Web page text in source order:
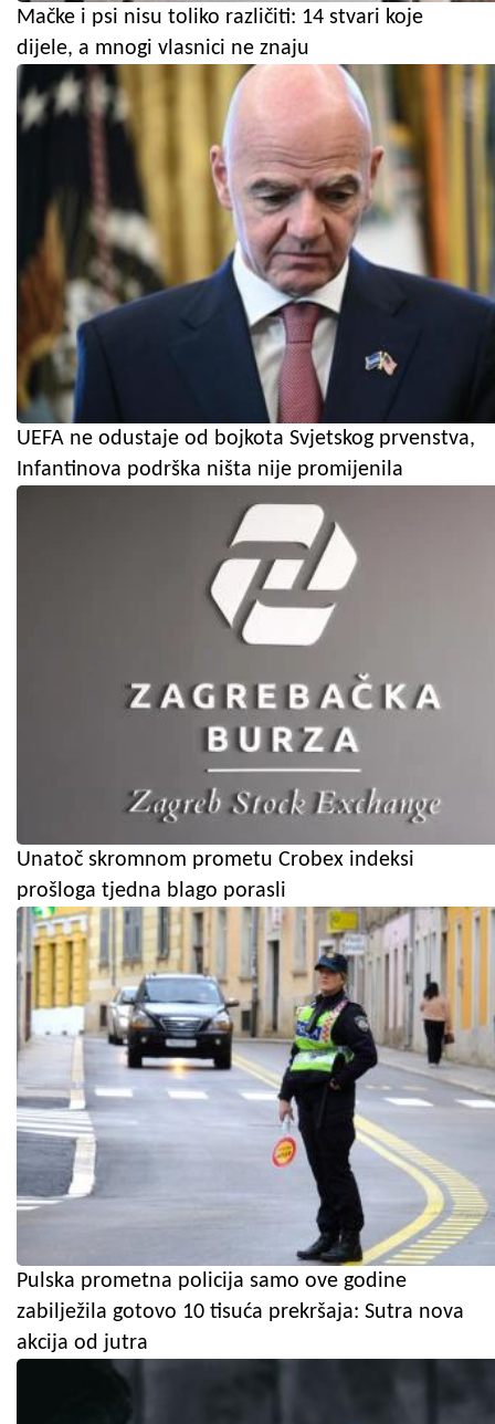
Mačke i psi nisu toliko različiti: 14 stvari koje
dijele, a mnogi vlasnici ne znaju
UEFA ne odustaje od bojkota Svjetskog prvenstva,
Infantinova podrška ništa nije promijenila
Unatoč skromnom prometu Crobex indeksi
prošloga tjedna blago porasli
Pulska prometna policija samo ove godine
zabilježila gotovo 10 tisuća prekršaja: Sutra nova
akcija od jutra